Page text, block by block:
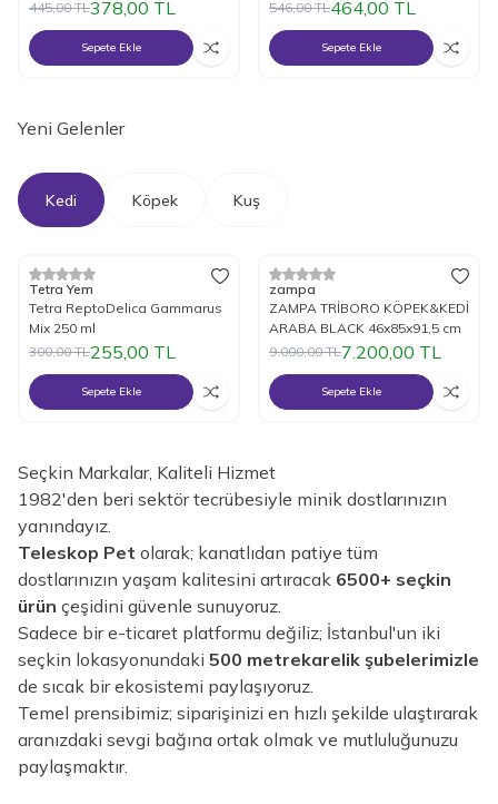
445,00TL378,00 TL
Sepete Ekle
546,00TL464,00 TL
Sepete Ekle
Yeni Gelenler
Kedi Köpek Kuş
%15İndirim
Yeni
Tetra Yem
Tetra ReptoDelica Gammarus
Mix 250 ml
300,00TL255,00 TL
Sepete Ekle
%20İndirim
Yeni
zampa
ZAMPA TRİBORO KÖPEK&KEDİ
ARABA BLACK 46x85x91,5 cm
9.000,00TL7.200,00 TL
Sepete Ekle
Seçkin Markalar, Kaliteli Hizmet
1982'den beri sektör tecrübesiyle minik dostlarınızın
yanındayız.
Teleskop Pet olarak; kanatlıdan patiye tüm
dostlarınızın yaşam kalitesini artıracak 6500+ seçkin
ürün çeşidini güvenle sunuyoruz.
Sadece bir e-ticaret platformu değiliz; İstanbul'un iki
seçkin lokasyonundaki 500 metrekarelik şubelerimizle
de sıcak bir ekosistemi paylaşıyoruz.
Temel prensibimiz; siparişinizi en hızlı şekilde ulaştırarak
aranızdaki sevgi bağına ortak olmak ve mutluluğunuzu
paylaşmaktır.